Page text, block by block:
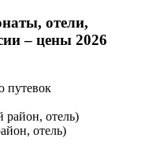
отели,
– цены 2026
путевок
отель)